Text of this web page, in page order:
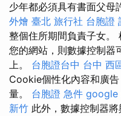
少年都必須具有書面父母
外燴 臺北 旅行社 台胞證
整個住所期間負責子女。
您的網站，則數據控制
上。 台胞證台中 台中 西
Cookie個性化內容和廣
量。 台胞證 急件 google
新竹 此外，數據控制器